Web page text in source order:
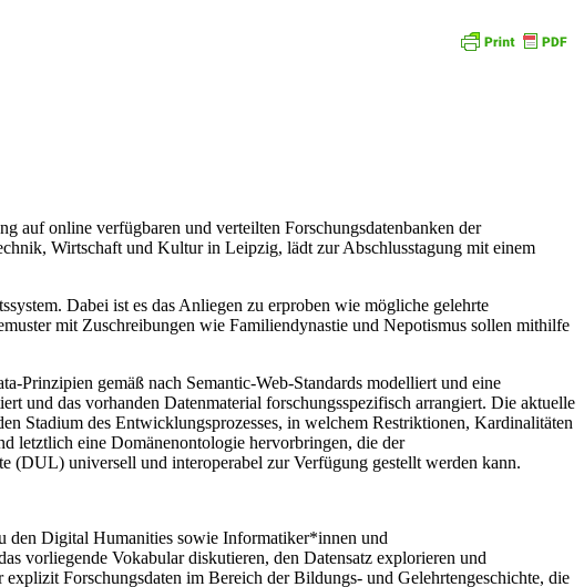
auf online verfügbaren und verteilten Forschungsdatenbanken der
Wirtschaft und Kultur in Leipzig, lädt zur Abschlusstagung mit einem
Dabei ist es das Anliegen zu erproben wie mögliche gelehrte
mit Zuschreibungen wie Familiendynastie und Nepotismus sollen mithilfe
Prinzipien gemäß nach Semantic-Web-Standards modelliert und eine
und das vorhanden Datenmaterial forschungsspezifisch arrangiert. Die aktuelle
Stadium des Entwicklungsprozesses, in welchem Restriktionen, Kardinalitäten
letztlich eine Domänenontologie hervorbringen, die der
universell und interoperabel zur Verfügung gestellt werden kann.
den Digital Humanities sowie Informatiker*innen und
vorliegende Vokabular diskutieren, den Datensatz explorieren und
Forschungsdaten im Bereich der Bildungs- und Gelehrtengeschichte, die